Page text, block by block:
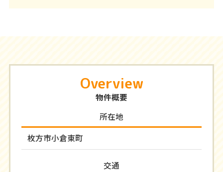
Overview
物件概要
所在地
枚方市小倉東町
交通